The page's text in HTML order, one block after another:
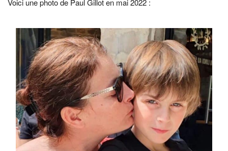
Voici une photo de Paul Gillot en mai 2022 :